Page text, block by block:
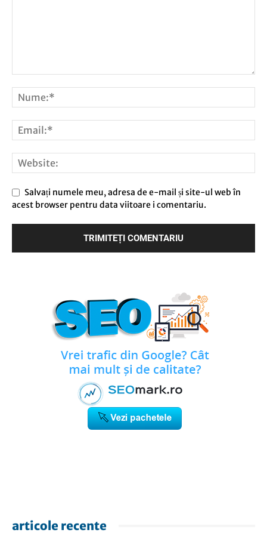
Salvați numele meu, adresa de e-mail și site-ul web în
acest browser pentru data viitoare i comentariu.
articole recente